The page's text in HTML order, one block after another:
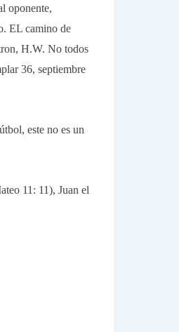
oponente,
EL camino de
H.W. No todos
36, septiembre
este no es un
11: 11), Juan el